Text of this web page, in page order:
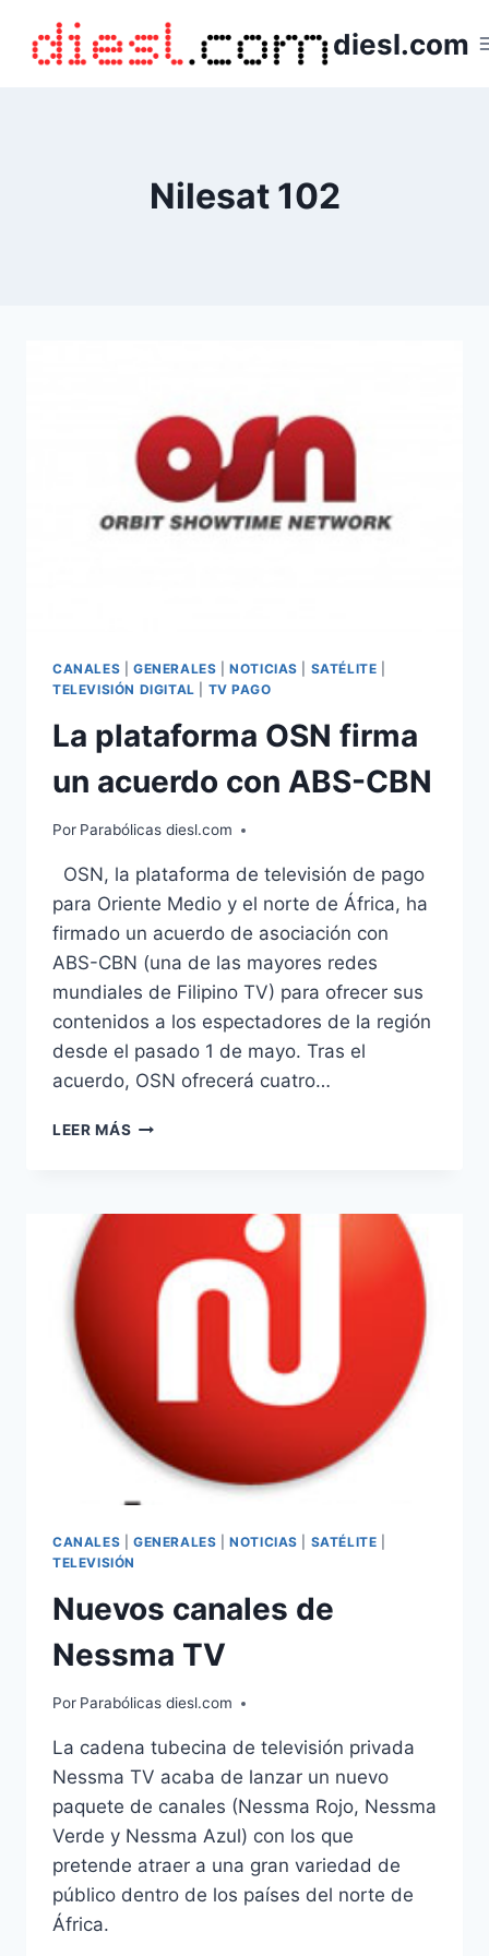
contenido
diesl.com
Nilesat 102
CANALES GENERALES |NOTICIAS SATÉLITE
TELEVISIÓN DIGITAL
TV PAGO
La plataforma OSN firma
un acuerdo con ABS-CBN
Por Parabólicas diesl.com
OSN, la plataforma de televisión de pago
para Oriente Medio y el norte de África, ha
firmado un acuerdo de asociación con
ABS-CBN (una de las mayores redes
mundiales de Filipino TV) para ofrecer sus
contenidos a los espectadores de la región
desde el pasado 1 de mayo. Tras el
acuerdo, OSN ofrecerá cuatro…
LEER MÁS LA
UN
ABS-
CANALES GENERALES |NOTICIAS SATÉLITE
TELEVISIÓN
Nuevos canales de
Nessma TV
Por Parabólicas diesl.com
La cadena tubecina de televisión privada
Nessma TV acaba de lanzar un nuevo
paquete de canales (Nessma Rojo, Nessma
Verde y Nessma Azul) con los que
pretende atraer a una gran variedad de
público dentro de los países del norte de
África.